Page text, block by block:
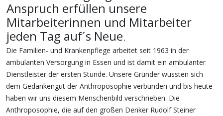
Anspruch erfüllen unsere
Mitarbeiterinnen und Mitarbeiter
jeden Tag auf´s Neue.
Die Familien- und Krankenpflege arbeitet seit 1963 in der
ambulanten Versorgung in Essen und ist damit ein ambulanter
Dienstleister der ersten Stunde. Unsere Gründer wussten sich
dem Gedankengut der Anthroposophie verbunden und bis heute
haben wir uns diesem Menschenbild verschrieben. Die
Anthroposophie, die auf den großen Denker Rudolf Steiner